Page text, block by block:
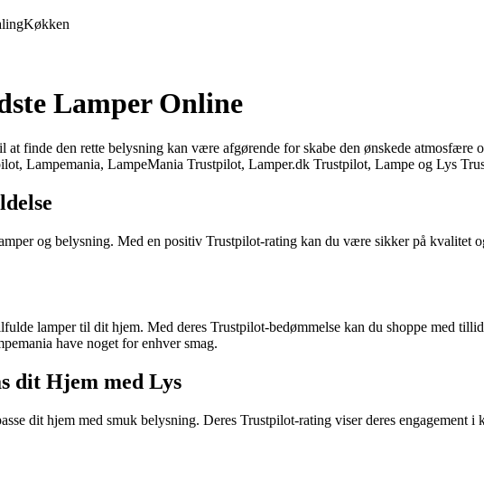
Køkken
Lamper Online
finde den rette belysning kan være afgørende for skabe den ønskede
Lampemania, LampeMania Trustpilot, Lamper.dk Trustpilot, Lampe og Lys
og belysning. Med en positiv Trustpilot-rating kan du være sikker på kvalitet
lamper til dit hjem. Med deres Trustpilot-bedømmelse kan du shoppe med
have noget for enhver smag.
dit Hjem med Lys
dit hjem med smuk belysning. Deres Trustpilot-rating viser deres